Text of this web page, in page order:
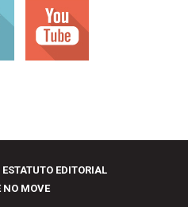
ESTATUTO EDITORIAL
MOVE